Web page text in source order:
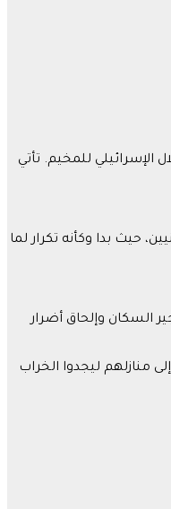
للمخيم. تأتي
حيث بدا وكأنه تكرار لما
السكان وإلحاق أضرار
منازلهم ليجدوا الخراب